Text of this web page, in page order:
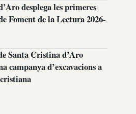
desplega les primeres
Foment de la Lectura 2026-
Santa Cristina d’Aro
campanya d’excavacions a